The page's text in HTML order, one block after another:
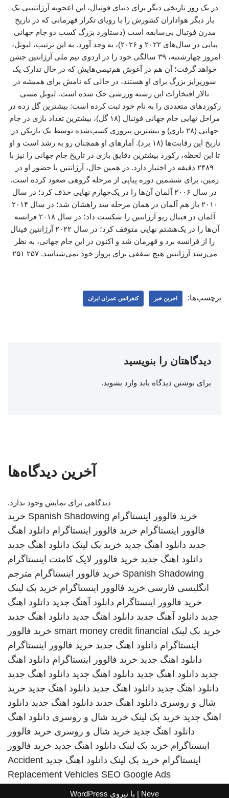
در یک روز تاریخی دیگر برای دنیای فوتبال، این اعجوبه آرژانتینی یک
بار دیگر هواداران کشورش را با رویای تکرار قهرمانی که در تاریخ
مدرن فوتبال بی‌سابقه است (دستاورد بزرگ کسب دو جام جهانی
پیاپی در سال‌های ۲۰۲۲ و ۲۰۲۶)، به وجد آورد. به این ترتیب، لیونل،
امروز چهارشنبه، ۳۹ سالگی خود را در اردوی تیم ملی آرژانتین جشن
خواهد گرفت؛ آن هم در آغوش هم‌تیمی‌هایش که در حال تدارک یک
سورپرایز بزرگ برای او هستند، در حالی که نامش برای همیشه در
تالار افتخارات این رشته ورزشی حک شده است. لیونل مسی
رکوردهای متعددی را به نام خود ثبت کرده است: بیشترین گل زده در
مراحل نهایی جام جهانی فوتبال (۱۸ گل)، بیشترین تعداد بازی در جام
جهانی (۲۸ بازی) و بیشترین پیروزی کسب‌شده توسط یک بازیکن در
تاریخ این رقابت‌ها (۱۸ برد). آمارهای او همچنان رو به رشد است و او
تا این لحظه، رکورد بیشترین دقایق بازی در تاریخ جام جهانی را نیز با
۲۴۸۹ دقیقه در اختیار دارد. در همین حال، آرژانتین با حضور او در
زمین، برای ششمین دوره پیاپی از مرحله گروهی صعود کرده است.
در سال ۲۰۰۶ آلمان آن‌ها را در یک‌چهارم نهایی حذف کرد؛ در سال
۲۰۱۰ باز هم آلمان در همان مرحله سد راهشان شد؛ در سال ۲۰۱۴
آلمان در فینال ریو آرژانتین را شکست داد؛ در سال ۲۰۱۸ فرانسه
آن‌ها را در یک‌هشتم نهایی متوقف کرد؛ در سال ۲۰۲۲ آرژانتین فینال
را از فرانسه برد و قهرمان شد و اکنون در این جام جهانی، به نظر
می‌رسد آرژانتین هیچ سقفی برای پرواز خود نمی‌شناسد. ۲۵۷ ۲۵۱
برچسب‌ها: اخرین خبر کنفرانس عمران ایران
دیدگاهتان را بنویسید
برای نوشتن دیدگاه باید وارد بشوید.
آخرین دیدگاه‌ها
دیدگاهی برای نمایش وجود ندارد.
خرید فالوور اینستاگرام Spanish Shadowing خرید
فالوور اینستاگرام خرید فالوور اینستاگرام دانلود اهنگ
جدید دانلود اهنگ جدید خرید بک لینک دانلود اهنگ جدید
دانلود اهنگ جدید خرید فالوور لایک کامنت اینستاگرام
Spanish Shadowing خرید فالوور اینستاگرام مترجم
انگلیسی فارسی خرید فالوور اینستاگرام خرید بک لینک
خرید فالوور اینستاگرام دانلود آهنگ جدید دانلود اهنگ
جدید دانلود آهنگ جدید دانلود اهنگ جدید دانلود اهنگ جدید
خرید بک لینک smart money credit financial خرید فالوور
اینستاگرام دانلود اهنگ جدید خرید فالوور اینستاگرام
دانلود اهنگ جدید خرید فالوور اینستاگرام دانلود اهنگ
جدید دانلود اهنگ جدید دانلود اهنگ جدید دانلود اهنگ جدید
دانلود اهنگ جدید دانلود اهنگ جدید دانلود اهنگ جدید خرید
شال و روسری دانلود اهنگ جدید دانلود اهنگ جدید دانلود
اهنگ جدید خرید بک لینک خرید شال و روسری دانلود اهنگ
دانلود اهنگ جدید خرید شال و روسری خرید فالوور
اینستاگرام خرید بک لینک دانلود اهنگ جدید خرید فالوور
اینستاگرام خرید بک لینک دانلود اهنگ جدید Accident
Replacement Vehicles SEO Google Ads
Neve | با نیروی WordPress